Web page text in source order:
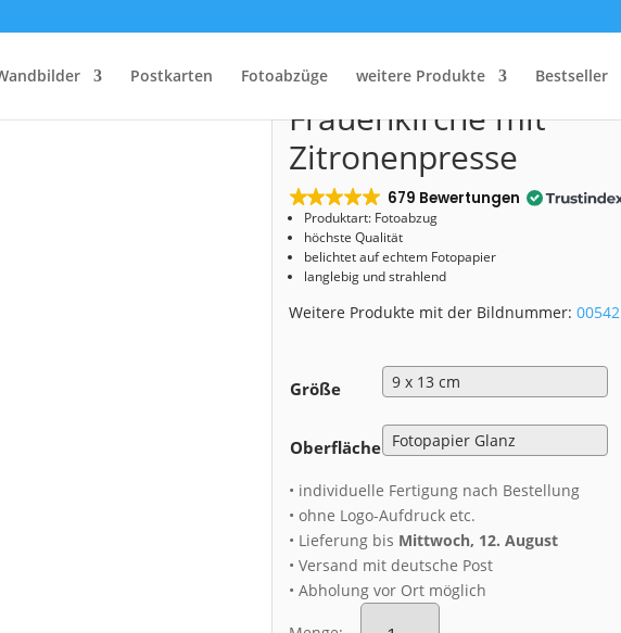
Postkarten Fotoabzüge weitere Produkte Bestseller
Start/Shop/Fotoabzug/ Fotoabzug (00542) Frauenkirche mit Zitronenpresse
Fotoabzug (00542)
Frauenkirche mit
Zitronenpresse
679 Bewertungen
Produktart: Fotoabzug
höchste Qualität
belichtet auf echtem Fotopapier
langlebig und strahlend
Weitere Produkte mit der Bildnummer:00542
Größe
Oberfläche
• individuelle Fertigung nach Bestellung
• ohne Logo-Aufdruck etc.
• Lieferung bis Mittwoch, 12. August
• Versand mit deutsche Post
• Abholung vor Ort möglich
Fotoabzug